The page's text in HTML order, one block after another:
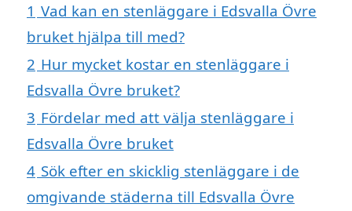
1 Vad kan en stenläggare i Edsvalla Övre
bruket hjälpa till med?
2 Hur mycket kostar en stenläggare i
Edsvalla Övre bruket?
3 Fördelar med att välja stenläggare i
Edsvalla Övre bruket
4 Sök efter en skicklig stenläggare i de
omgivande städerna till Edsvalla Övre